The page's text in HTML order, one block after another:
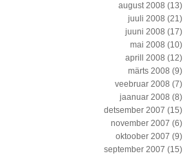
august 2008 (13)
juuli 2008 (21)
juuni 2008 (17)
mai 2008 (10)
aprill 2008 (12)
märts 2008 (9)
veebruar 2008 (7)
jaanuar 2008 (8)
detsember 2007 (15)
november 2007 (6)
oktoober 2007 (9)
september 2007 (15)